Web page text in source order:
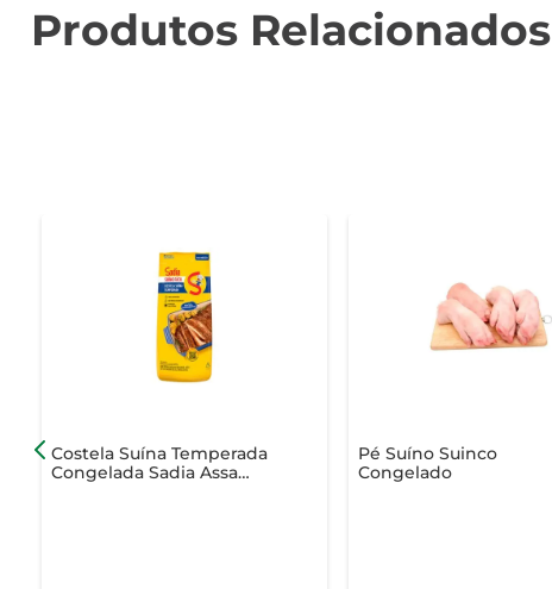
Produtos Relacionados
Costela Suína Temperada
Congelada Sadia Assa
Pé Suíno Suinco
Congelado